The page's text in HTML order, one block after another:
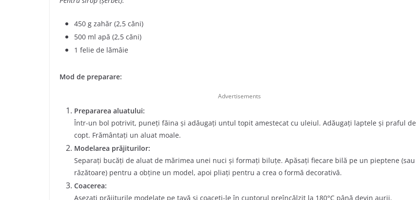
450 g zahăr (2,5 căni)
500 ml apă (2,5 căni)
1 felie de lămâie
Mod de preparare:
Advertisements
Prepararea aluatului:
Într-un bol potrivit, puneți făina și adăugați untul topit amestecat cu uleiul. Adăugați laptele și praful de
copt. Frământați un aluat moale.
Modelarea prăjiturilor:
Separați bucăți de aluat de mărimea unei nuci și formați biluțe. Apăsați fiecare bilă pe un pieptene (sau
răzătoare) pentru a obține un model, apoi pliați pentru a crea o formă decorativă.
Coacerea:
Așezați prăjiturile modelate pe tavă și coaceți-le în cuptorul preîncălzit la 180°C până devin aurii.